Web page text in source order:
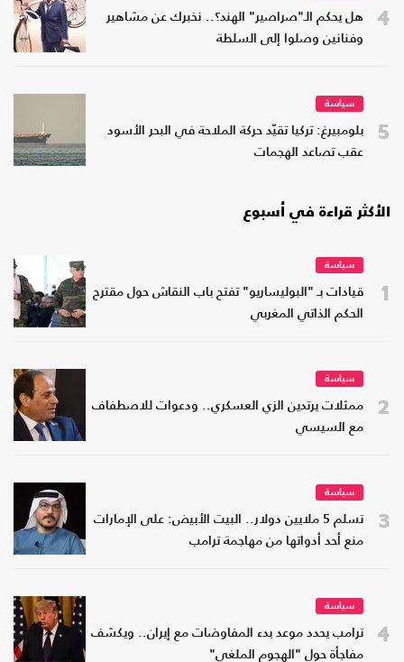
4
هل يحكم الـ"صراصير" الهند؟.. نخبرك عن مشاهير
وفنانين وصلوا إلى السلطة
5
سياسة
بلومبيرغ: تركيا تقيّد حركة الملاحة في البحر الأسود
عقب تصاعد الهجمات
الأكثر قراءة في أسبوع
1
سياسة
قيادات بـ "البوليساريو" تفتح باب النقاش حول مقترح
الحكم الذاتي المغربي
2
سياسة
ممثلات يرتدين الزي العسكري.. ودعوات للاصطفاف
مع السيسي
3
سياسة
تسلم 5 ملايين دولار.. البيت الأبيض: على الإمارات
منع أحد أدواتها من مهاجمة ترامب
4
سياسة
ترامب يحدد موعد بدء المفاوضات مع إيران.. ويكشف
مفاجأة حول "الهجوم الملغي"